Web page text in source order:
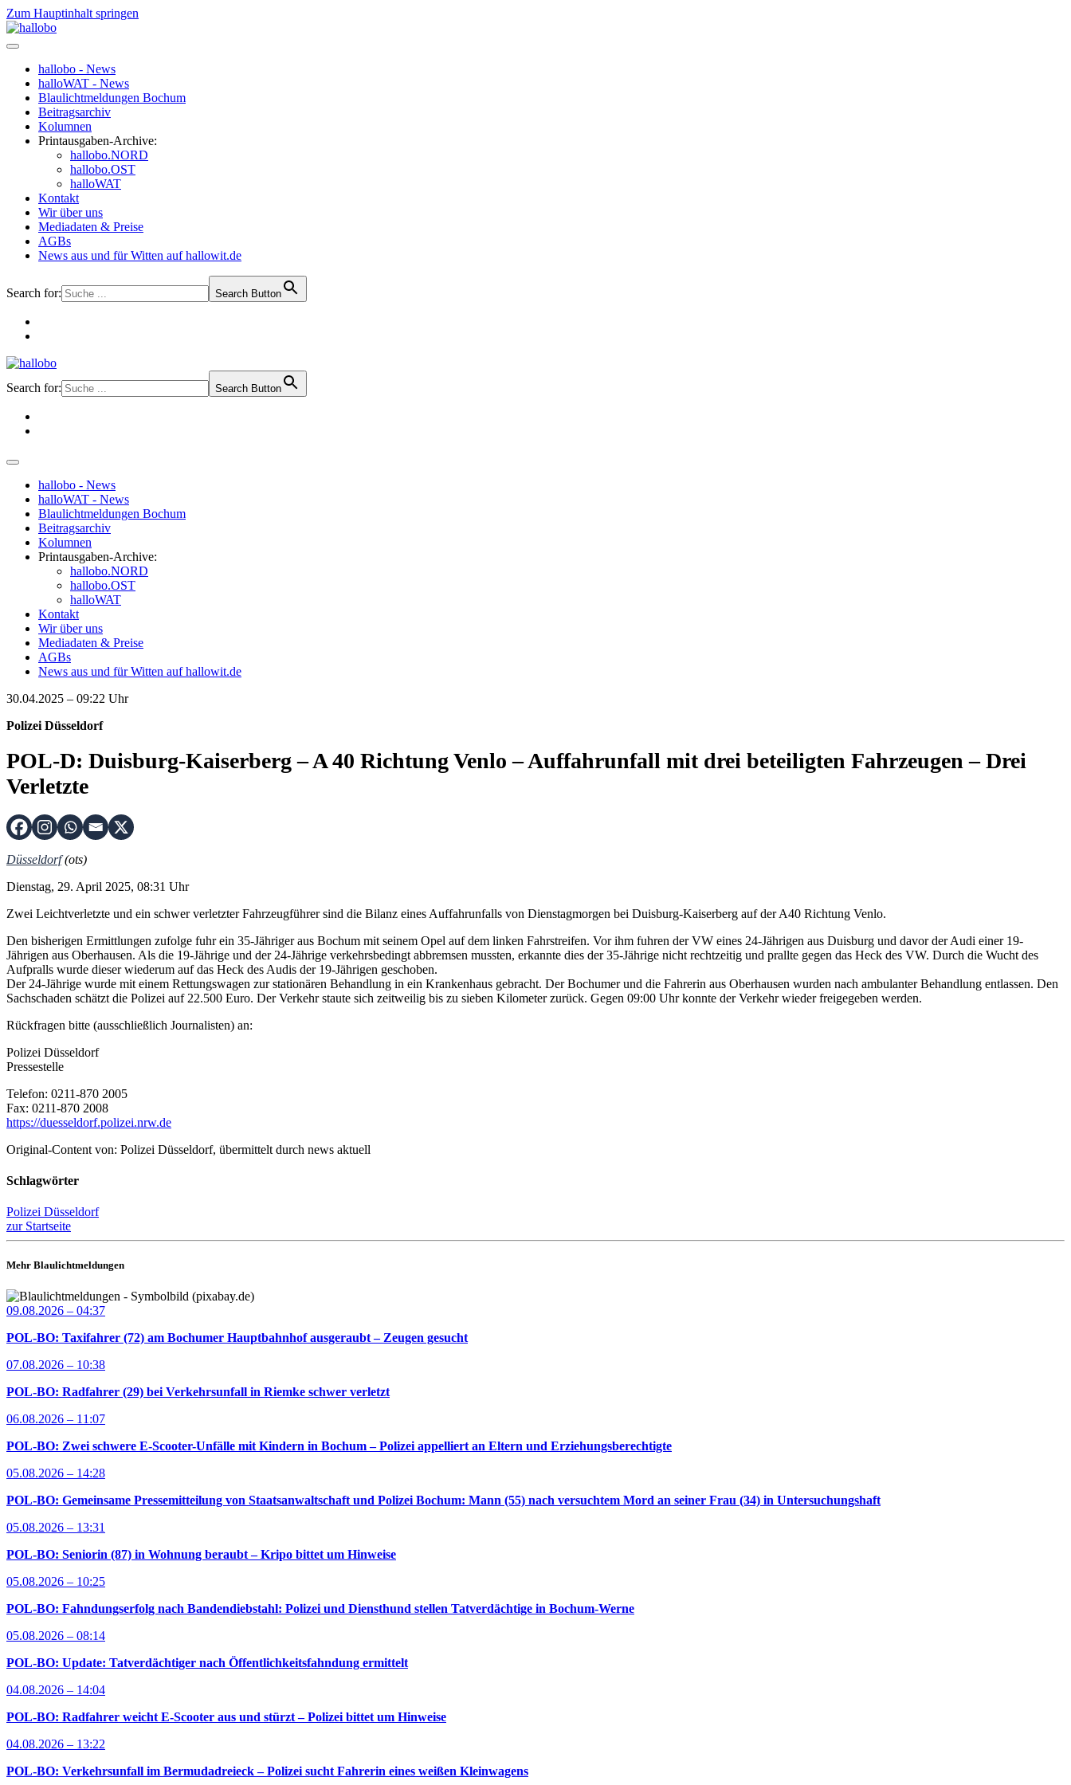
Zum Hauptinhalt springen
hallobo - News
halloWAT - News
Blaulichtmeldungen Bochum
Beitragsarchiv
Kolumnen
Printausgaben-Archive:
hallobo.NORD
hallobo.OST
halloWAT
Kontakt
Wir über uns
Mediadaten & Preise
AGBs
News aus und für Witten auf hallowit.de
Search for: Search Button
Search for: Search Button
hallobo - News
halloWAT - News
Blaulichtmeldungen Bochum
Beitragsarchiv
Kolumnen
Printausgaben-Archive:
hallobo.NORD
hallobo.OST
halloWAT
Kontakt
Wir über uns
Mediadaten & Preise
AGBs
News aus und für Witten auf hallowit.de
30.04.2025 – 09:22 Uhr
Polizei Düsseldorf
POL-D: Duisburg-Kaiserberg – A 40 Richtung Venlo – Auffahrunfall mit drei beteiligten Fahrzeugen – Drei
Verletzte
Düsseldorf(ots)
Dienstag, 29. April 2025, 08:31 Uhr
Zwei Leichtverletzte und ein schwer verletzter Fahrzeugführer sind die Bilanz eines Auffahrunfalls von Dienstagmorgen bei Duisburg-Kaiserberg auf der A40 Richtung Venlo.
Den bisherigen Ermittlungen zufolge fuhr ein 35-Jähriger aus Bochum mit seinem Opel auf dem linken Fahrstreifen. Vor ihm fuhren der VW eines 24-Jährigen aus Duisburg und davor der Audi einer 19-
Jährigen aus Oberhausen. Als die 19-Jährige und der 24-Jährige verkehrsbedingt abbremsen mussten, erkannte dies der 35-Jährige nicht rechtzeitig und prallte gegen das Heck des VW. Durch die Wucht des
Aufpralls wurde dieser wiederum auf das Heck des Audis der 19-Jährigen geschoben.
Der 24-Jährige wurde mit einem Rettungswagen zur stationären Behandlung in ein Krankenhaus gebracht. Der Bochumer und die Fahrerin aus Oberhausen wurden nach ambulanter Behandlung entlassen. Den
Sachschaden schätzt die Polizei auf 22.500 Euro. Der Verkehr staute sich zeitweilig bis zu sieben Kilometer zurück. Gegen 09:00 Uhr konnte der Verkehr wieder freigegeben werden.
Rückfragen bitte (ausschließlich Journalisten) an:
Polizei Düsseldorf
Pressestelle
Telefon: 0211-870 2005
Fax: 0211-870 2008
https://duesseldorf.polizei.nrw.de
Original-Content von: Polizei Düsseldorf, übermittelt durch news aktuell
Schlagwörter
Polizei Düsseldorf
zur Startseite
Mehr Blaulichtmeldungen
09.08.2026 – 04:37
POL-BO: Taxifahrer (72) am Bochumer Hauptbahnhof ausgeraubt – Zeugen gesucht
07.08.2026 – 10:38
POL-BO: Radfahrer (29) bei Verkehrsunfall in Riemke schwer verletzt
06.08.2026 – 11:07
POL-BO: Zwei schwere E-Scooter-Unfälle mit Kindern in Bochum – Polizei appelliert an Eltern und Erziehungsberechtigte
05.08.2026 – 14:28
POL-BO: Gemeinsame Pressemitteilung von Staatsanwaltschaft und Polizei Bochum: Mann (55) nach versuchtem Mord an seiner Frau (34) in Untersuchungshaft
05.08.2026 – 13:31
POL-BO: Seniorin (87) in Wohnung beraubt – Kripo bittet um Hinweise
05.08.2026 – 10:25
POL-BO: Fahndungserfolg nach Bandendiebstahl: Polizei und Diensthund stellen Tatverdächtige in Bochum-Werne
05.08.2026 – 08:14
POL-BO: Update: Tatverdächtiger nach Öffentlichkeitsfahndung ermittelt
04.08.2026 – 14:04
POL-BO: Radfahrer weicht E-Scooter aus und stürzt – Polizei bittet um Hinweise
04.08.2026 – 13:22
POL-BO: Verkehrsunfall im Bermudadreieck – Polizei sucht Fahrerin eines weißen Kleinwagens